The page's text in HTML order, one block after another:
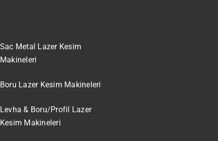
Sac Metal Lazer Kesim
Makineleri
Boru Lazer Kesim Makineleri
Levha & Boru/Profil Lazer
Kesim Makineleri